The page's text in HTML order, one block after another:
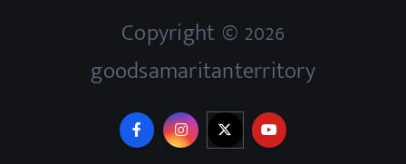
Copyright © 2026
goodsamaritanterritory